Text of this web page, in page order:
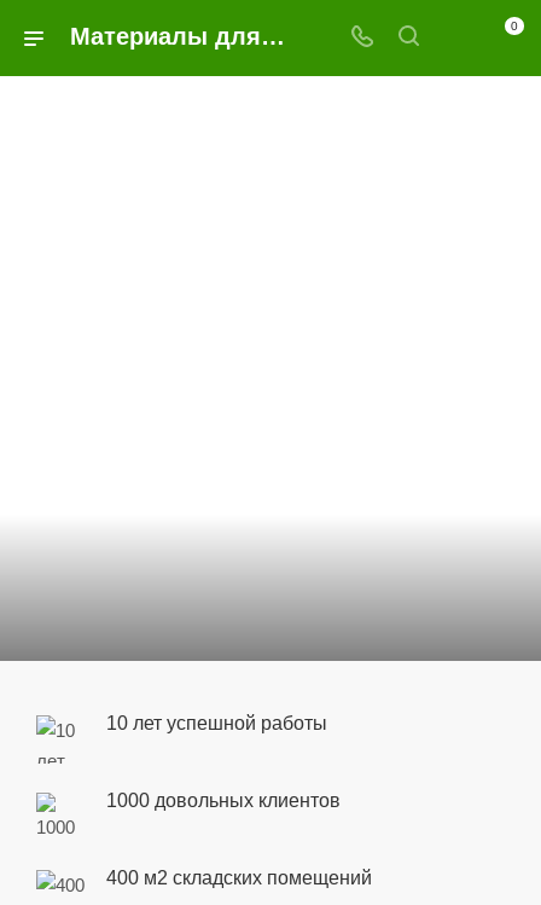
Материалы для наружной рекламы и строительства – купить в Ярославле по выгодной цене с доставкой в официальном-интернет магазине 0
10 лет успешной работы
1000 довольных клиентов
400 м2 складских помещений